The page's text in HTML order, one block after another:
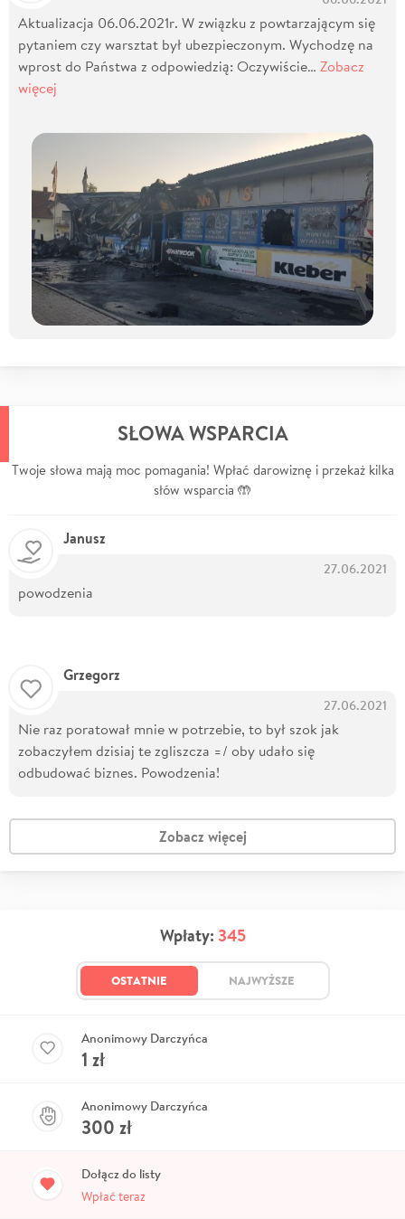
Aktualizacja 06.06.2021r. W związku z powtarzającym się
pytaniem czy warsztat był ubezpieczonym. Wychodzę na
wprost do Państwa z odpowiedzią: Oczywiście… Zobacz
więcej
SŁOWA WSPARCIA
Twoje słowa mają moc pomagania! Wpłać darowiznę i przekaż kilka
słów wsparcia 🤲
Janusz
27.06.2021
powodzenia
Grzegorz
27.06.2021
Nie raz poratował mnie w potrzebie, to był szok jak
zobaczyłem dzisiaj te zgliszcza =/ oby udało się
odbudować biznes. Powodzenia!
Zobacz więcej
Wpłaty: 345
OSTATNIE NAJWYŻSZE
Anonimowy Darczyńca
1 zł
Anonimowy Darczyńca
300 zł
Dołącz do listy
Wpłać teraz